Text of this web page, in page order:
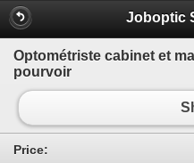
Joboptic
Optométriste cabinet et
pourvoir
Price: